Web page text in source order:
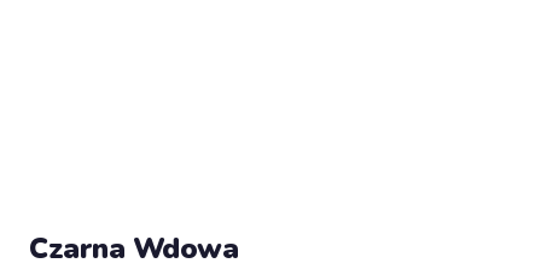
Czarna Wdowa